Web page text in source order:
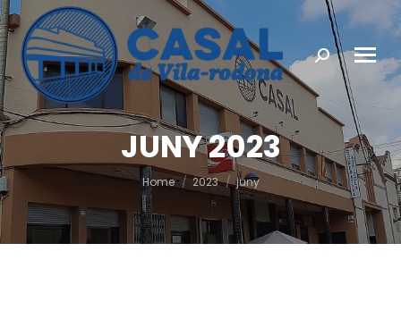
Search:
JUNY 2023
You are here:
Home 2023 juny